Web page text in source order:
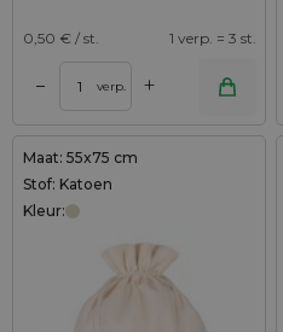
0,50 € / st. 1 verp. = 3 st.
– verp. +
Maat: 55x75 cm
Stof: Katoen
Kleur: